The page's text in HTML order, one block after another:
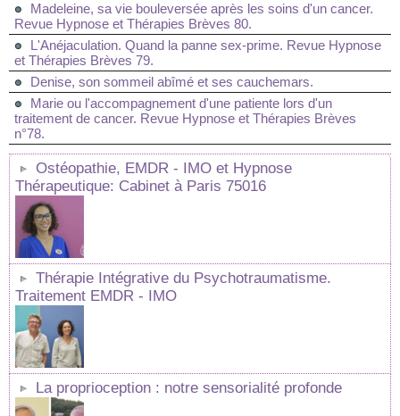
Madeleine, sa vie bouleversée après les soins d'un cancer.
Revue Hypnose et Thérapies Brèves 80.
L'Anéjaculation. Quand la panne sex-prime. Revue Hypnose
et Thérapies Brèves 79.
Denise, son sommeil abîmé et ses cauchemars.
Marie ou l'accompagnement d'une patiente lors d'un
traitement de cancer. Revue Hypnose et Thérapies Brèves
n°78.
Ostéopathie, EMDR - IMO et Hypnose
Thérapeutique: Cabinet à Paris 75016
Thérapie Intégrative du Psychotraumatisme.
Traitement EMDR - IMO
La proprioception : notre sensorialité profonde